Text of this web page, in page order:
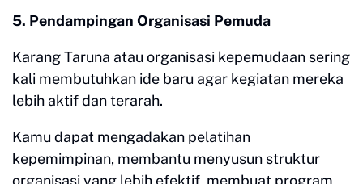
5. Pendampingan Organisasi Pemuda
Karang Taruna atau organisasi kepemudaan sering
kali membutuhkan ide baru agar kegiatan mereka
lebih aktif dan terarah.
Kamu dapat mengadakan pelatihan
kepemimpinan, membantu menyusun struktur
organisasi yang lebih efektif, membuat program